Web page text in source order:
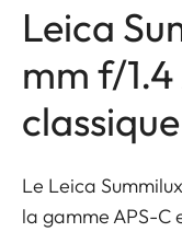
Leica
mm f/1.4
Le Leica
la gamme APS-C